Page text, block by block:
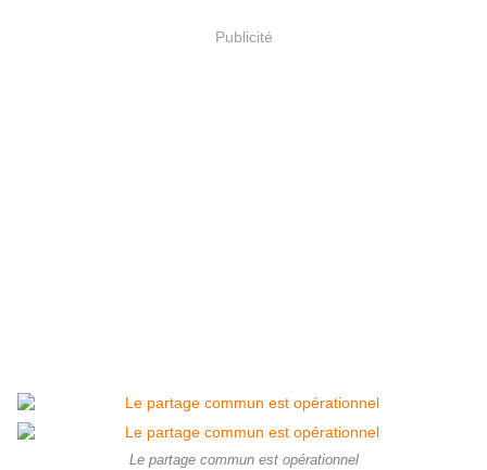
Publicité
Le partage commun est opérationnel